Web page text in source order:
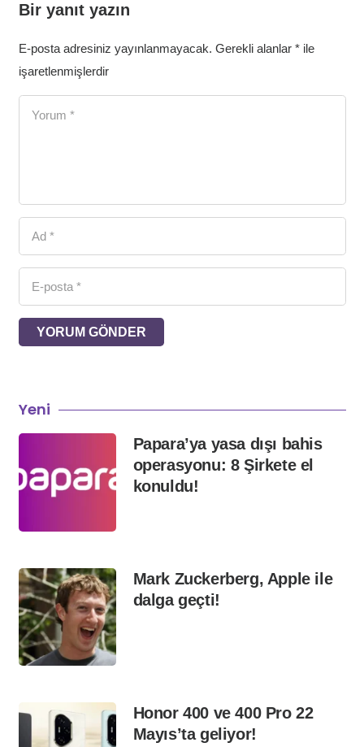
Bir yanıt yazın
E-posta adresiniz yayınlanmayacak. Gerekli alanlar *ile
işaretlenmişlerdir
YORUM GÖNDER
Yeni
Papara’ya yasa dışı bahis
operasyonu: 8 Şirkete el
konuldu!
Mark Zuckerberg, Apple ile
dalga geçti!
Honor 400 ve 400 Pro 22
Mayıs’ta geliyor!